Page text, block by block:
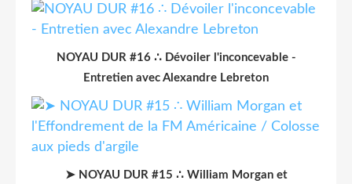
NOYAU DUR #16 ∴ Dévoiler l'inconcevable -
Entretien avec Alexandre Lebreton
➤ NOYAU DUR #15 ∴ William Morgan et